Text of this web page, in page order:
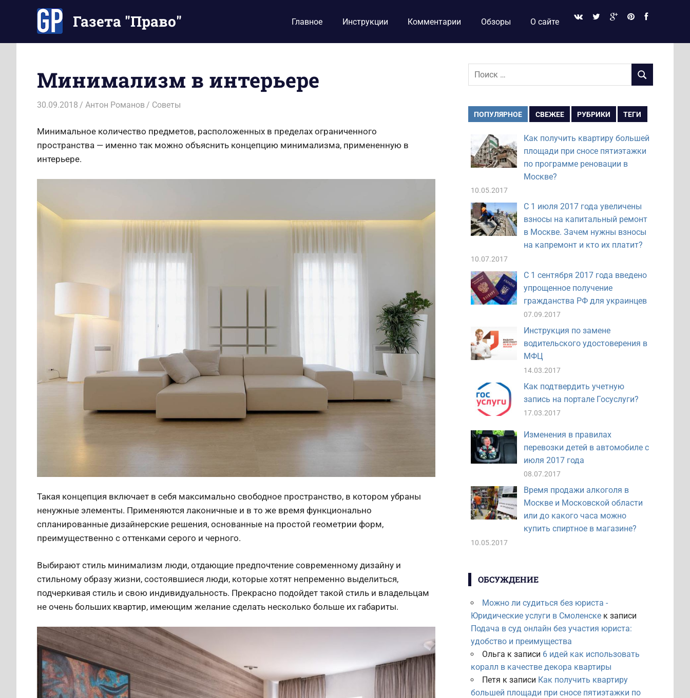
содержимому
Газета "Право"
Ваше
время
Главное Инструкции Комментарии Обзоры О сайте
Минимализм в интерьере
30.09.2018 Антон Романов Советы
Минимальное количество предметов, расположенных в пределах ограниченного
пространства — именно так можно объяснить концепцию минимализма, примененную в
интерьере.
Такая концепция включает в себя максимально свободное пространство, в котором убраны
ненужные элементы. Применяются лаконичные и в то же время функционально
спланированные дизайнерские решения, основанные на простой геометрии форм,
преимущественно с оттенками серого и черного.
Выбирают стиль минимализм люди, отдающие предпочтение современному дизайну и
стильному образу жизни, состоявшиеся люди, которые хотят непременно выделиться,
подчеркивая стиль и свою индивидуальность. Прекрасно подойдет такой стиль и владельцам
не очень больших квартир, имеющим желание сделать несколько больше их габариты.
Поиск
ПОИСК
ПОПУЛЯРНОЕ СВЕЖЕЕ РУБРИКИ ТЕГИ
Как получить квартиру большей
площади при сносе пятиэтажки
по программе реновации в
Москве?
10.05.2017
С 1 июля 2017 года увеличены
взносы на капитальный ремонт
в Москве. Зачем нужны взносы
на капремонт и кто их платит?
10.07.2017
С 1 сентября 2017 года введено
упрощенное получение
гражданства РФ для украинцев
07.09.2017
Инструкция по замене
водительского удостоверения в
МФЦ
14.03.2017
Как подтвердить учетную
запись на портале Госуслуги?
17.03.2017
Изменения в правилах
перевозки детей в автомобиле с
июля 2017 года
08.07.2017
Время продажи алкоголя в
Москве и Московской области
или до какого часа можно
купить спиртное в магазине?
10.05.2017
ОБСУЖДЕНИЕ
Можно ли судиться без юриста -
Юридические услуги в Смоленскек записи
Подача в суд онлайн без участия юриста:
удобство и преимущества
Ольга к записи 6 идей как использовать
коралл в качестве декора квартиры
Петя к записи Как получить квартиру
большей площади при сносе пятиэтажки по